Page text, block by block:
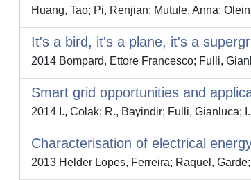
Huang, Tao; Pi, Renjian; Mutule, Anna;
It's a bird, it's a plane, it's a
2014 Bompard, Ettore Francesco; Fulli,
Smart grid opportunities and
2014 I., Colak; R., Bayindir; Fulli, Gianluca;
Characterisation of electrical
2013 Helder Lopes, Ferreira; Raquel,